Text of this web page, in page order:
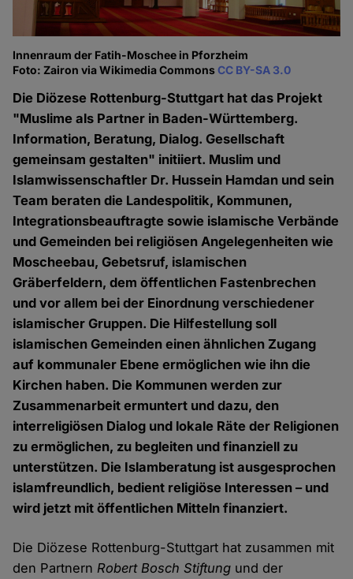
Innenraum der Fatih-Moschee in Pforzheim
Foto: Zairon via Wikimedia CommonsCC BY-SA 3.0
Die Diözese Rottenburg-Stuttgart hat das Projekt
"Muslime als Partner in Baden-Württemberg.
Information, Beratung, Dialog. Gesellschaft
gemeinsam gestalten" initiiert. Muslim und
Islamwissenschaftler Dr. Hussein Hamdan und sein
Team beraten die Landespolitik, Kommunen,
Integrationsbeauftragte sowie islamische Verbände
und Gemeinden bei religiösen Angelegenheiten wie
Moscheebau, Gebetsruf, islamischen
Gräberfeldern, dem öffentlichen Fastenbrechen
und vor allem bei der Einordnung verschiedener
islamischer Gruppen. Die Hilfestellung soll
islamischen Gemeinden einen ähnlichen Zugang
auf kommunaler Ebene ermöglichen wie ihn die
Kirchen haben. Die Kommunen werden zur
Zusammenarbeit ermuntert und dazu, den
interreligiösen Dialog und lokale Räte der Religionen
zu ermöglichen, zu begleiten und finanziell zu
unterstützen. Die Islamberatung ist ausgesprochen
islamfreundlich, bedient religiöse Interessen – und
wird jetzt mit öffentlichen Mitteln finanziert.
Die Diözese Rottenburg-Stuttgart hat zusammen mit
den PartnernRobert Bosch Stiftung und der